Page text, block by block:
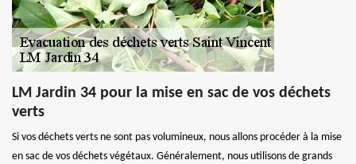
LM Jardin 34 pour la mise en sac de vos déchets
verts
Si vos déchets verts ne sont pas volumineux, nous allons procéder à la mise
en sac de vos déchets végétaux. Généralement, nous utilisons de grands